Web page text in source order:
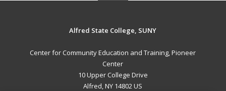
Alfred State College, SUNY
Center for Community Education and Training, Pioneer
Center
10 Upper College Drive
Alfred, NY 14802 US